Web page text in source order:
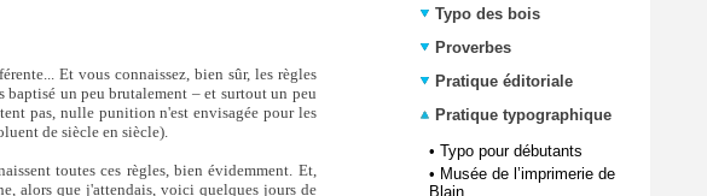
Et vous connaissez, bien sûr, les règles
baptisé un peu brutalement – et surtout un peu
pas, nulle punition n'est envisagée pour les
de siècle en siècle).
toutes ces règles, bien évidemment. Et,
alors que j'attendais, voici quelques jours de
Typo des bois
Proverbes
Pratique éditoriale
Pratique typographique
• Typo pour débutants
• Musée de l’imprimerie de
Blain